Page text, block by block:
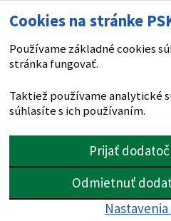
Cookies na stránke
Používame základné cookies
stránka fungovať.
Taktiež používame analytické
súhlasíte s ich používaním.
Prijať
Odmietnuť